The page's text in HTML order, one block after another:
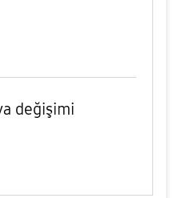
değişimi